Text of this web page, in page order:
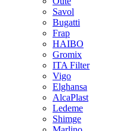
Savol
Bugatti
Frap
HAIBO
Gromix
ITA Filter
Vigo
Elghansa
AlcaPlast
Ledeme
Shimge